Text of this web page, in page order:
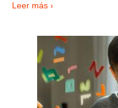
Leer más ›